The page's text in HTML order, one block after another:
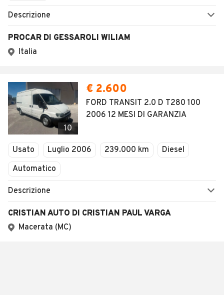
Descrizione
PROCAR DI GESSAROLI WILIAM
Italia
10
€ 2.600
FORD TRANSIT 2.0 D T280 100
2006 12 MESI DI GARANZIA
Usato Luglio 2006 239.000 km
Diesel
Automatico
Descrizione
CRISTIAN AUTO DI CRISTIAN PAUL VARGA
Macerata (MC)